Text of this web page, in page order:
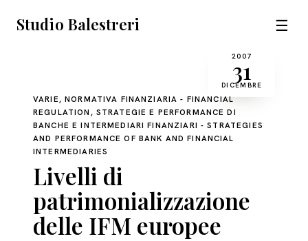
Studio Balestreri ☰
2007
31
DICEMBRE
VARIE, NORMATIVA FINANZIARIA - FINANCIAL
REGULATION, STRATEGIE E PERFORMANCE DI
BANCHE E INTERMEDIARI FINANZIARI - STRATEGIES
AND PERFORMANCE OF BANK AND FINANCIAL
INTERMEDIARIES
Livelli di
patrimonializzazione
delle IFM europee